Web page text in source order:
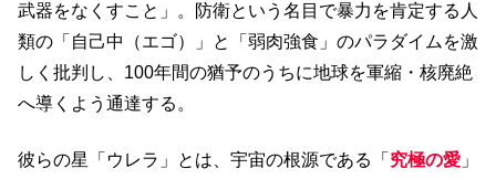
武器をなくすこと」。防衛という名目で暴力を肯定する人
類の「自己中（エゴ）」と「弱肉強食」のパラダイムを激
しく批判し、100年間の猶予のうちに地球を軍縮・核廃絶
へ導くよう通達する。
彼らの星「ウレラ」とは、宇宙の根源である「 究極の愛 」